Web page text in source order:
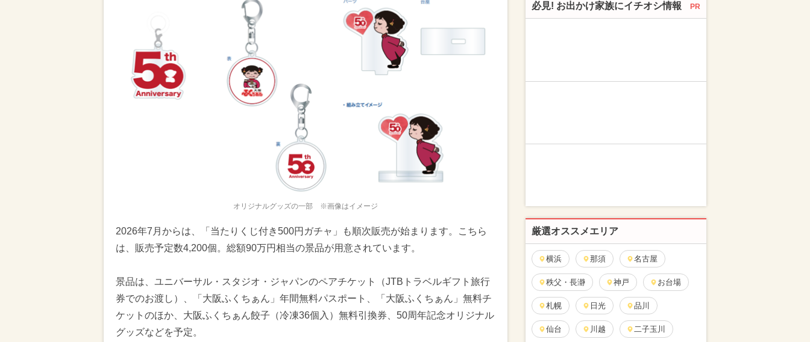
オリジナルグッズの一部 ※画像はイメージ
2026年7月からは、「当たりくじ付き500円ガチャ」も順次販売が始まります。こちら
は、販売予定数4,200個。総額90万円相当の景品が用意されています。
景品は、ユニバーサル・スタジオ・ジャパンのペアチケット（JTBトラベルギフト旅行
券でのお渡し）、「大阪ふくちぁん」年間無料パスポート、「大阪ふくちぁん」無料チ
ケットのほか、大阪ふくちぁん餃子（冷凍36個入）無料引換券、50周年記念オリジナル
グッズなどを予定。
必見! お出かけ家族にイチオシ情報 PR
厳選オススメエリア
横浜 那須 名古屋
秩父・長瀞 神戸 お台場
札幌 日光 品川
仙台 川越 二子玉川